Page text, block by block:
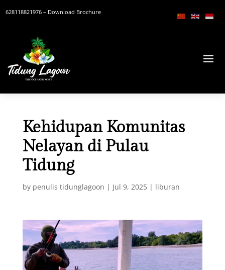
628118821976 – Download Brochure
Kehidupan Komunitas
Nelayan di Pulau
Tidung
by penulis tidunglagoon | Jul 9, 2025| liburan